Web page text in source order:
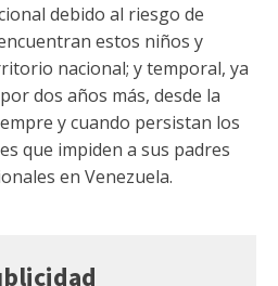
debido al riesgo de
estos niños y
nacional; y temporal, ya
dos años más, desde la
y cuando persistan los
que impiden a sus padres
en Venezuela.